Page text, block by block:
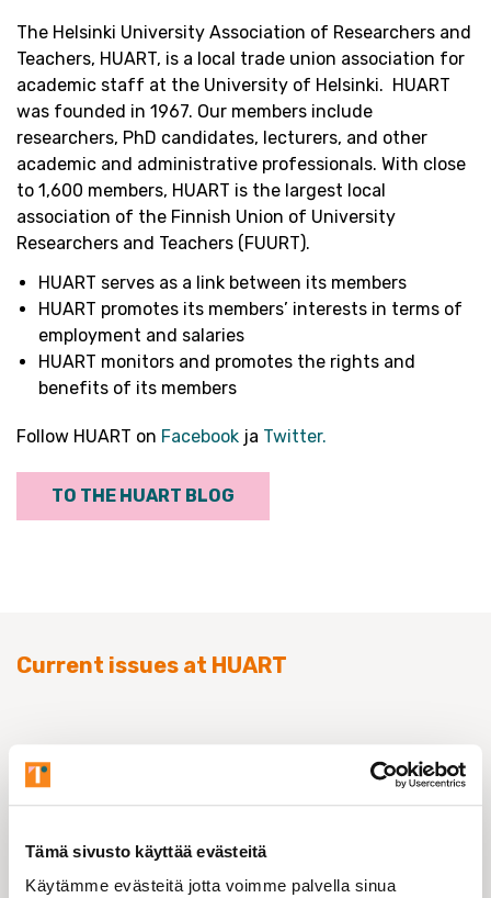
Tämä sivusto käyttää evästeitä
Käytämme evästeitä jotta voimme palvella sinua
The Helsinki University Association of Researchers and
Teachers, HUART, is a local trade union association for
academic staff at the University of Helsinki. HUART
was founded in 1967. Our members include
researchers, PhD candidates, lecturers, and other
academic and administrative professionals. With close
to 1,600 members, HUART is the largest local
association of the Finnish Union of University
Researchers and Teachers (FUURT).
HUART serves as a link between its members
HUART promotes its members’ interests in terms of
employment and salaries
HUART monitors and promotes the rights and
benefits of its members
Follow HUART on Facebook ja Twitter.
TO THE HUART BLOG
Current issues at HUART